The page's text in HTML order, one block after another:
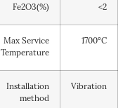
Fe2O3(%) <2
Max Service
Temperature
1700°C
Installation
method
Vibration